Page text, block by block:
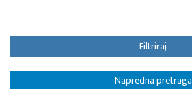
Filtriraj
Napredna pretraga